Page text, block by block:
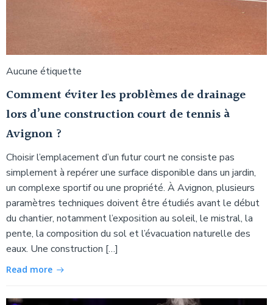
Aucune étiquette
Comment éviter les problèmes de drainage
lors d’une construction court de tennis à
Avignon ?
Choisir l’emplacement d’un futur court ne consiste pas
simplement à repérer une surface disponible dans un jardin,
un complexe sportif ou une propriété. À Avignon, plusieurs
paramètres techniques doivent être étudiés avant le début
du chantier, notamment l’exposition au soleil, le mistral, la
pente, la composition du sol et l’évacuation naturelle des
eaux. Une construction […]
Read more